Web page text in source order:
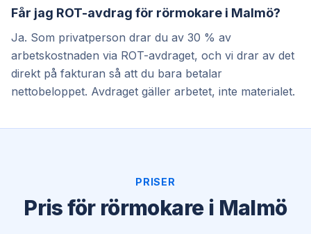
Får jag ROT-avdrag för rörmokare i Malmö?
Ja. Som privatperson drar du av 30 % av
arbetskostnaden via ROT-avdraget, och vi drar av det
direkt på fakturan så att du bara betalar
nettobeloppet. Avdraget gäller arbetet, inte materialet.
PRISER
Pris för rörmokare i Malmö